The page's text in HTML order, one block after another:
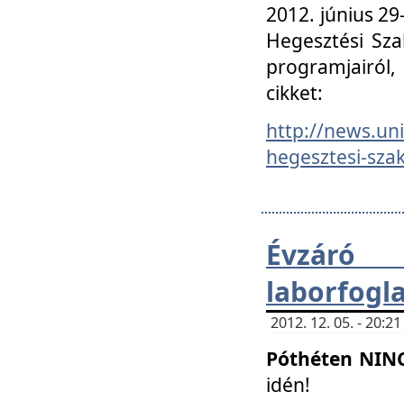
2012. június
Hegesztési
cikket:
http://
hegesztesi-
2012. 12. 05. -
Póthéten
idén!